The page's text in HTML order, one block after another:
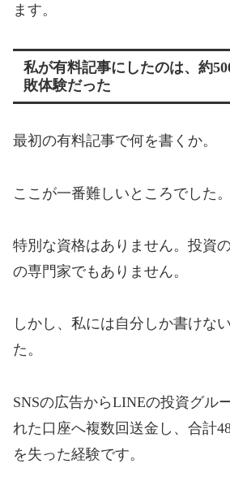
ます。
私が有料記事にしたのは、約
敗体験だった
最初の有料記事で何を書くか。
ここが一番難しいところでした。
特別な資格はありません。投資
の専門家でもありません。
しかし、私には自分しか書けな
た。
SNSの広告からLINEの投資グル
れた口座へ複数回送金し、合計
を失った経験です。